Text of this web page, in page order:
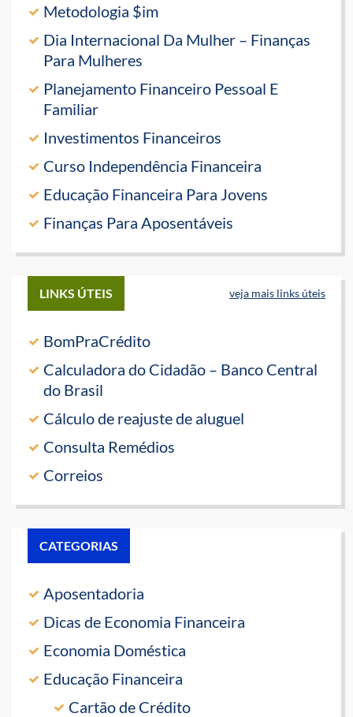
Metodologia $im
Dia Internacional Da Mulher – Finanças
Para Mulheres
Planejamento Financeiro Pessoal E
Familiar
Investimentos Financeiros
Curso Independência Financeira
Educação Financeira Para Jovens
Finanças Para Aposentáveis
LINKS ÚTEIS veja mais links úteis
BomPraCrédito
Calculadora do Cidadão – Banco Central
do Brasil
Cálculo de reajuste de aluguel
Consulta Remédios
Correios
CATEGORIAS
Aposentadoria
Dicas de Economia Financeira
Economia Doméstica
Educação Financeira
Cartão de Crédito